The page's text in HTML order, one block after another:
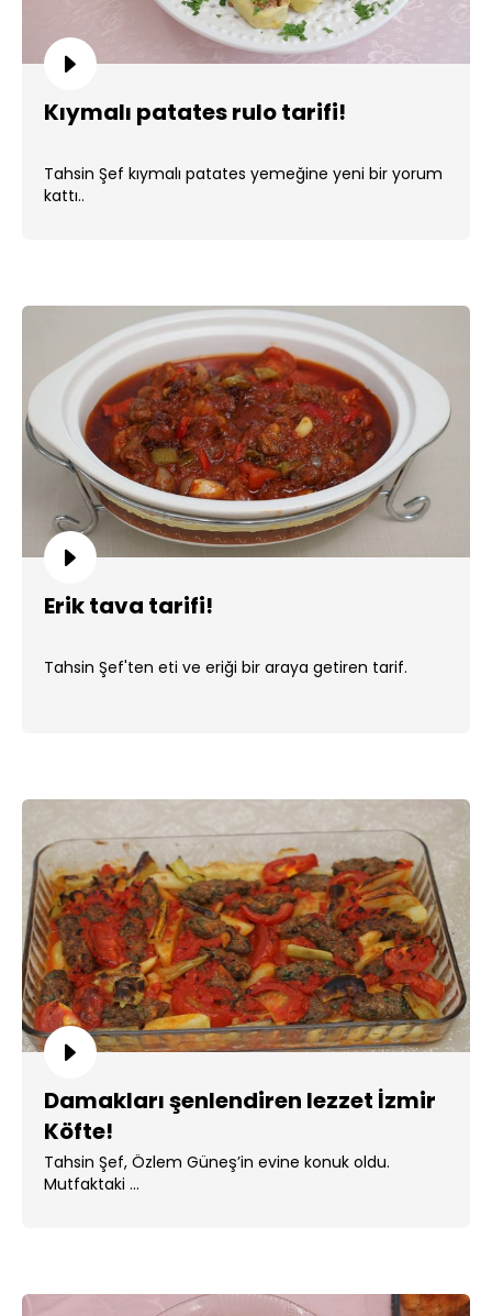
Kıymalı patates rulo tarifi!
Tahsin Şef kıymalı patates yemeğine yeni bir yorum
kattı..
Erik tava tarifi!
Tahsin Şef'ten eti ve eriği bir araya getiren tarif.
Damakları şenlendiren lezzet İzmir
Köfte!
Tahsin Şef, Özlem Güneş’in evine konuk oldu.
Mutfaktaki ...